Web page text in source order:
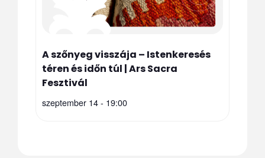
A szőnyeg visszája – Istenkeresés
téren és időn túl | Ars Sacra
Fesztivál
szeptember 14 - 19:00